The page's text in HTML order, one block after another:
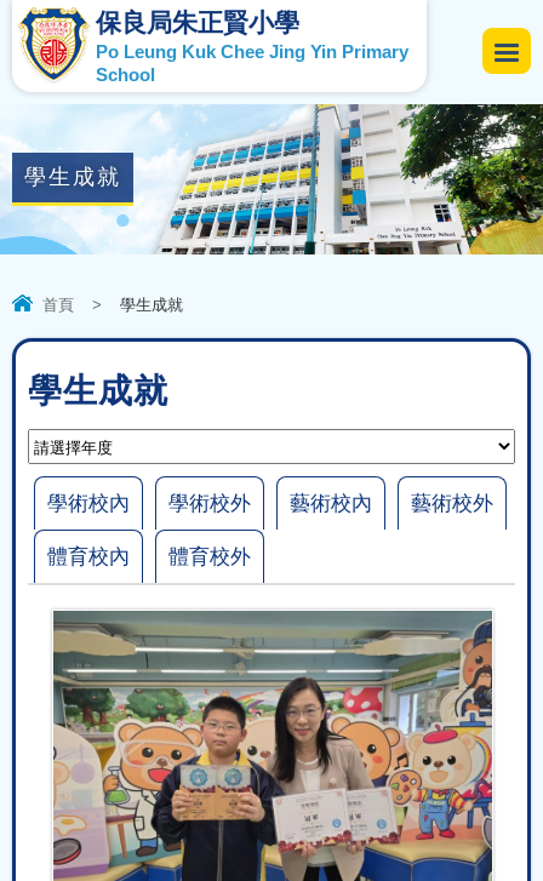
保良局朱正賢小學
Po Leung Kuk Chee Jing Yin Primary
School
學生成就
首頁 > 學生成就
學生成就
學術校內 學術校外 藝術校內 藝術校外
體育校內 體育校外